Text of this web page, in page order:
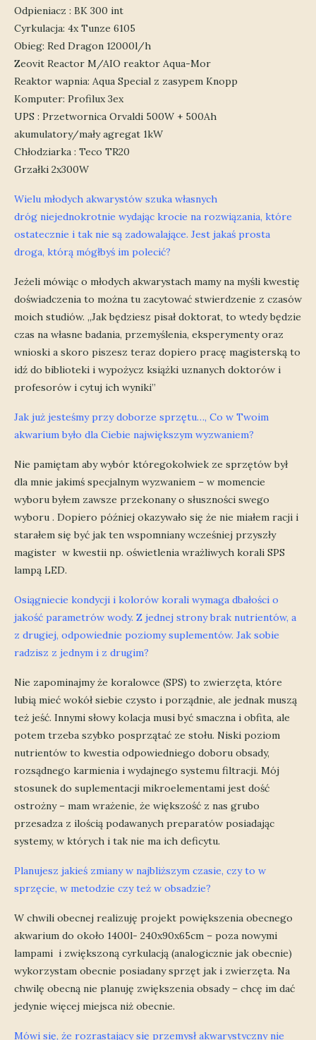
Odpieniacz : BK 300 int
Cyrkulacja: 4x Tunze 6105
Obieg: Red Dragon 12000l/h
Zeovit Reactor M/AIO reaktor Aqua-Mor
Reaktor wapnia: Aqua Special z zasypem Knopp
Komputer: Profilux 3ex
UPS : Przetwornica Orvaldi 500W + 500Ah
akumulatory/mały agregat 1kW
Chłodziarka : Teco TR20
Grzałki 2x300W
Wielu młodych akwarystów szuka własnych
dróg niejednokrotnie wydając krocie na rozwiązania, które
ostatecznie i tak nie są zadowalające. Jest jakaś prosta
droga, którą mógłbyś im polecić?
Jeżeli mówiąc o młodych akwarystach mamy na myśli kwestię
doświadczenia to można tu zacytować stwierdzenie z czasów
moich studiów. „Jak będziesz pisał doktorat, to wtedy będzie
czas na własne badania, przemyślenia, eksperymenty oraz
wnioski a skoro piszesz teraz dopiero pracę magisterską to
idź do biblioteki i wypożycz książki uznanych doktorów i
profesorów i cytuj ich wyniki”
Jak już jesteśmy przy doborze sprzętu…, Co w Twoim
akwarium było dla Ciebie największym wyzwaniem?
Nie pamiętam aby wybór któregokolwiek ze sprzętów był
dla mnie jakimś specjalnym wyzwaniem – w momencie
wyboru byłem zawsze przekonany o słuszności swego
wyboru . Dopiero później okazywało się że nie miałem racji i
starałem się być jak ten wspomniany wcześniej przyszły
magister w kwestii np. oświetlenia wrażliwych korali SPS
lampą LED.
Osiągniecie kondycji i kolorów korali wymaga dbałości o
jakość parametrów wody. Z jednej strony brak nutrientów, a
z drugiej, odpowiednie poziomy suplementów. Jak sobie
radzisz z jednym i z drugim?
Nie zapominajmy że koralowce (SPS) to zwierzęta, które
lubią mieć wokół siebie czysto i porządnie, ale jednak muszą
też jeść. Innymi słowy kolacja musi być smaczna i obfita, ale
potem trzeba szybko posprzątać ze stołu. Niski poziom
nutrientów to kwestia odpowiedniego doboru obsady,
rozsądnego karmienia i wydajnego systemu filtracji. Mój
stosunek do suplementacji mikroelementami jest dość
ostrożny – mam wrażenie, że większość z nas grubo
przesadza z ilością podawanych preparatów posiadając
systemy, w których i tak nie ma ich deficytu.
Planujesz jakieś zmiany w najbliższym czasie, czy to w
sprzęcie, w metodzie czy też w obsadzie?
W chwili obecnej realizuję projekt powiększenia obecnego
akwarium do około 1400l- 240x90x65cm – poza nowymi
lampami i zwiększoną cyrkulacją (analogicznie jak obecnie)
wykorzystam obecnie posiadany sprzęt jak i zwierzęta. Na
chwilę obecną nie planuję zwiększenia obsady – chcę im dać
jedynie więcej miejsca niż obecnie.
Mówi się, że rozrastający się przemysł akwarystyczny nie